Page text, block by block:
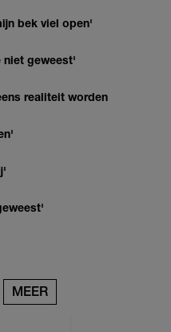
bek viel open'
niet geweest'
realiteit worden
MEER